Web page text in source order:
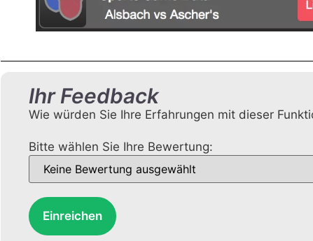
Ihr Feedback
Wie würden Sie Ihre Erfahrungen mit dieser
Bitte wählen Sie Ihre Bewertung:
Einreichen